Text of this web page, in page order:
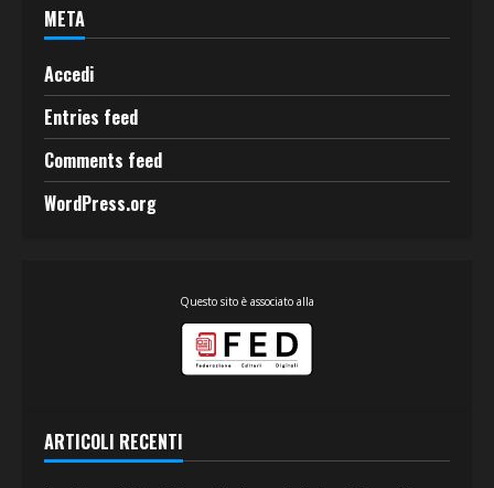
META
Accedi
Entries feed
Comments feed
WordPress.org
Questo sito è associato alla
ARTICOLI RECENTI